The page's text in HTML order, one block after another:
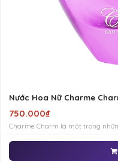
Nước Hoa Nữ Charme
750.000₫
Charme Charm là một trong